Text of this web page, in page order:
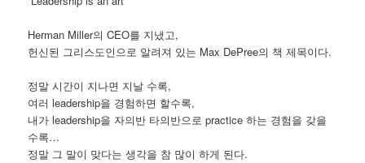
Herman Miller의 CEO를 지냈고,
헌신된 그리스도인으로 알려져 있는 Max DePree의 책 제목이다.
정말 시간이 지나면 지날 수록,
여러 leadership을 경험하면 할수록,
내가 leadership을 자의반 타의반으로 practice 하는 경험을 갖을
수록…
정말 그 말이 맞다는 생각을 참 많이 하게 된다.